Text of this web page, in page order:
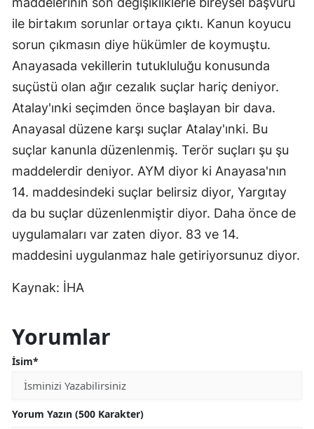
ile birtakım sorunlar ortaya çıktı. Kanun koyucu
sorun çıkmasın diye hükümler de koymuştu.
Anayasada vekillerin tutukluluğu konusunda
suçüstü olan ağır cezalık suçlar hariç deniyor.
Atalay'ınki seçimden önce başlayan bir dava.
Anayasal düzene karşı suçlar Atalay'ınki. Bu
suçlar kanunla düzenlenmiş. Terör suçları şu şu
maddelerdir deniyor. AYM diyor ki Anayasa'nın
14. maddesindeki suçlar belirsiz diyor, Yargıtay
da bu suçlar düzenlenmiştir diyor. Daha önce de
uygulamaları var zaten diyor. 83 ve 14.
maddesini uygulanmaz hale getiriyorsunuz diyor.
Kaynak: İHA
Yorumlar
İsim*
Yorum Yazın (500 Karakter)